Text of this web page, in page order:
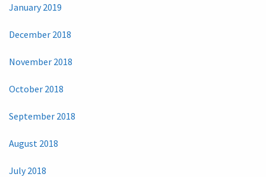
January 2019
December 2018
November 2018
October 2018
September 2018
August 2018
July 2018